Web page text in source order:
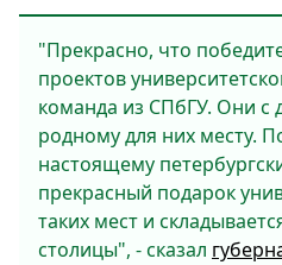
"Прекрасно, что
проектов
команда из СПбГУ. Они с
родному для них месту.
настоящему
прекрасный подарок
таких мест и
столицы", - сказал